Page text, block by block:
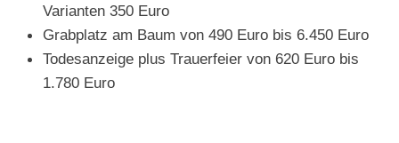
Varianten 350 Euro
Grabplatz am Baum von 490 Euro bis 6.450 Euro
Todesanzeige plus Trauerfeier von 620 Euro bis
1.780 Euro